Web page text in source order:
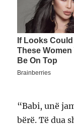
“Babi, unë
bërë. Të dua